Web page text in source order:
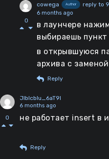
ваш новый
модом на прицел и
необходимости
0
cowega Author reply to
6 months ago
в лаунчере
выбираешь пункт
в открывшуюся
архива с заменой
Reply
0
JIbIcbIu_6aT9I
6 months ago
не работает insert в
Reply